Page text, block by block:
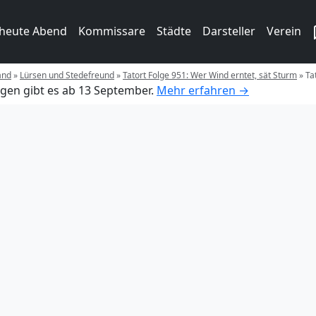
Abend Kommissare Städte Darsteller Verein
» Lürsen und Stedefreund»Tatort Folge 951: Wer Wind erntet, sät Sturm»
gibt es ab 13 September. Mehr erfahren →